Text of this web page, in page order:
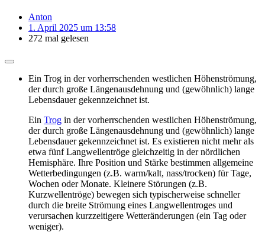
Anton
1. April 2025 um 13:58
272 mal gelesen
Ein Trog in der vorherrschenden westlichen Höhenströmung,
der durch große Längenausdehnung und (gewöhnlich) lange
Lebensdauer gekennzeichnet ist.
Ein Trog in der vorherrschenden westlichen Höhenströmung,
der durch große Längenausdehnung und (gewöhnlich) lange
Lebensdauer gekennzeichnet ist. Es existieren nicht mehr als
etwa fünf Langwellentröge gleichzeitig in der nördlichen
Hemisphäre. Ihre Position und Stärke bestimmen allgemeine
Wetterbedingungen (z.B. warm/kalt, nass/trocken) für Tage,
Wochen oder Monate. Kleinere Störungen (z.B.
Kurzwellentröge) bewegen sich typischerweise schneller
durch die breite Strömung eines Langwellentroges und
verursachen kurzzeitigere Wetteränderungen (ein Tag oder
weniger).